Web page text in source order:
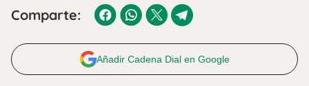
Comparte:
Añadir Cadena Dial en Google